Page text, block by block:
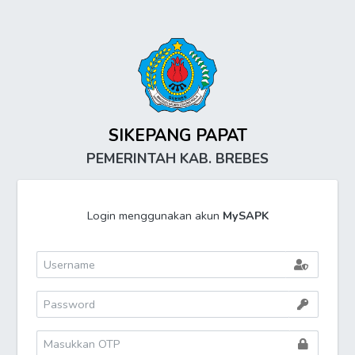
SIKEPANG PAPAT
PEMERINTAH KAB. BREBES
Login menggunakan akun MySAPK